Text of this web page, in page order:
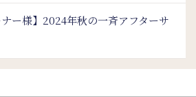
ナー様】2024年秋の一斉アフターサ